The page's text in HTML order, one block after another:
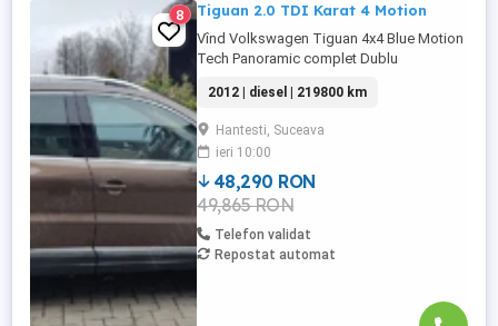
8 Tiguan 2.0 TDI Karat 4 Motion
Vînd Volkswagen Tiguan 4x4 Blue Motion
Tech Panoramic complet Dublu
screen Geamuri și oglinzi electrice-
rabatabile Senzori parcare față-spate
Senzori lumini și ploaie Sistem hands-free
Scaun șofer reglabil electric Scaune
Sport cu încălzire Cutie manuală ...
2012 | diesel | 219800 km
Hantesti, Suceava
ieri 10:00
48,290 RON
49,865 RON
Telefon validat
Repostat automat